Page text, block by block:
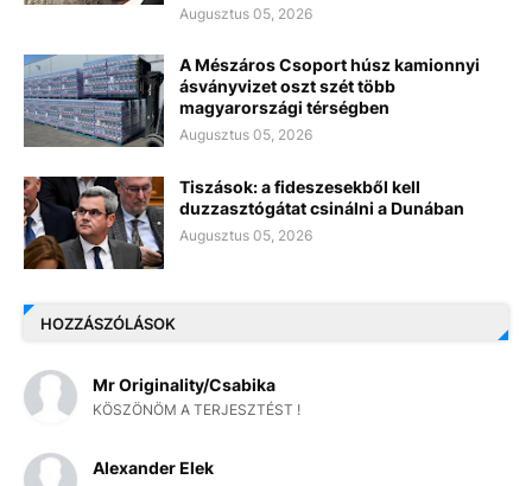
Augusztus 05, 2026
A Mészáros Csoport húsz kamionnyi
ásványvizet oszt szét több
magyarországi térségben
Augusztus 05, 2026
Tiszások: a fideszesekből kell
duzzasztógátat csinálni a Dunában
Augusztus 05, 2026
HOZZÁSZÓLÁSOK
Mr Originality/Csabika
KÖSZÖNÖM A TERJESZTÉST !
Alexander Elek